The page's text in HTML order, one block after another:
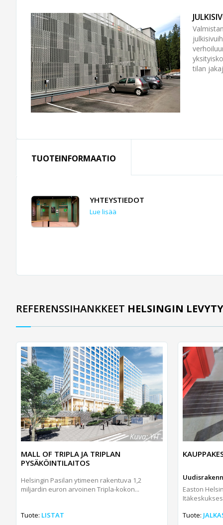
tilan
TUOTEINFORMAATIO
YHTEYSTIEDOT
Lue lisää
REFERENSSIHANKKEET HELSINGIN
MALL OF TRIPLA JA TRIPLAN
PYSÄKÖINTILAITOS
Helsingin Pasilan ytimeen rakentuva 1,2
miljardin euron arvoinen Tripla-kokon...
Tuote: LISTAT
Easton
Tuote: